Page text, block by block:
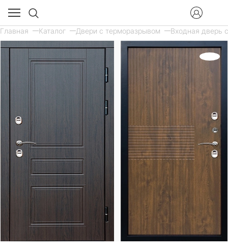
Главная Каталог Двери с терморазрывом Входная дверь